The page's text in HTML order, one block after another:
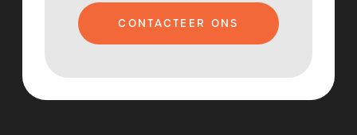
CONTACTEER ONS